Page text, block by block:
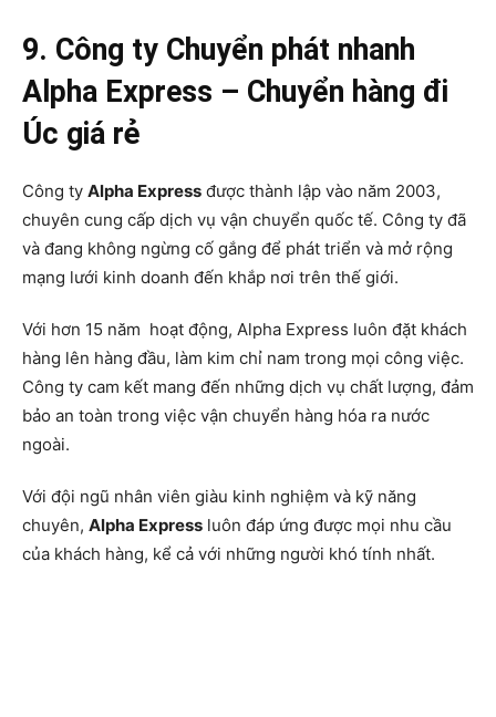
9. Công ty Chuyển phát nhanh
Alpha Express – Chuyển hàng đi
Úc giá rẻ
Công ty Alpha Express được thành lập vào năm 2003,
chuyên cung cấp dịch vụ vận chuyển quốc tế. Công ty đã
và đang không ngừng cố gắng để phát triển và mở rộng
mạng lưới kinh doanh đến khắp nơi trên thế giới.
Với hơn 15 năm hoạt động, Alpha Express luôn đặt khách
hàng lên hàng đầu, làm kim chỉ nam trong mọi công việc.
Công ty cam kết mang đến những dịch vụ chất lượng, đảm
bảo an toàn trong việc vận chuyển hàng hóa ra nước
ngoài.
Với đội ngũ nhân viên giàu kinh nghiệm và kỹ năng
chuyên, Alpha Express luôn đáp ứng được mọi nhu cầu
của khách hàng, kể cả với những người khó tính nhất.